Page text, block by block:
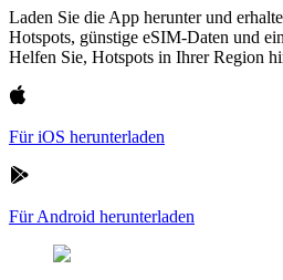
Laden Sie die App herunter und
Hotspots, günstige eSIM-Daten und
Helfen Sie, Hotspots in Ihrer Region
Für iOS herunterladen
Für Android herunterladen